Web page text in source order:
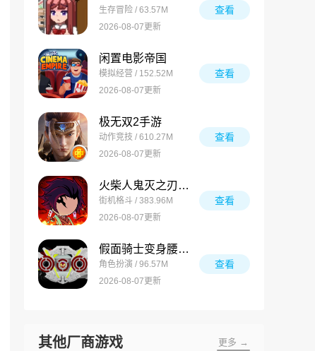
生存冒险 / 63.57M
2026-08-07更新
查看
闲置电影帝国
模拟经营 / 152.52M
2026-08-07更新
查看
极无双2手游
动作竞技 / 610.27M
2026-08-07更新
查看
火柴人鬼灭之刃游戏
街机格斗 / 383.96M
2026-08-07更新
查看
假面骑士变身腰带模拟器合集
角色扮演 / 96.57M
2026-08-07更新
查看
其他厂商游戏 更多 →